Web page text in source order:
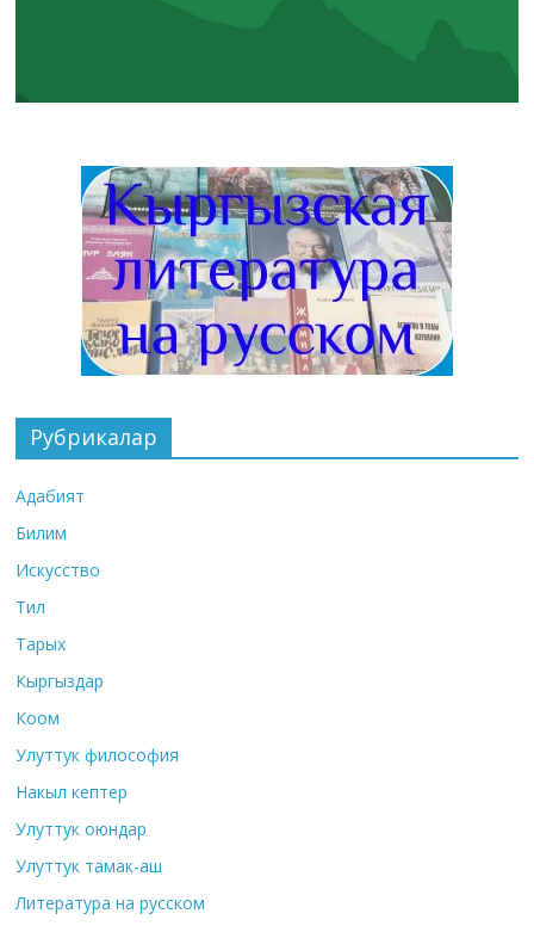
Рубрикалар
Адабият
Билим
Искусство
Тил
Тарых
Кыргыздар
Коом
Улуттук философия
Накыл кептер
Улуттук оюндар
Улуттук тамак-аш
Литература на русском